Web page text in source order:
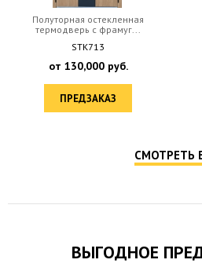
Полуторная остекленная
термодверь с фрамуг...
STK713
от 130,000руб.
ПРЕДЗАКАЗ
СМОТРЕТЬ
ВЫГОДНОЕ